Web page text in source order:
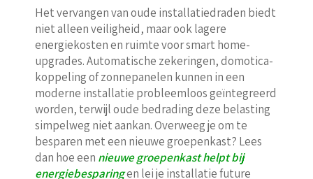
Het vervangen van oude installatiedraden biedt
niet alleen veiligheid, maar ook lagere
energiekosten en ruimte voor smart home-
upgrades. Automatische zekeringen, domotica-
koppeling of zonnepanelen kunnen in een
moderne installatie probleemloos geïntegreerd
worden, terwijl oude bedrading deze belasting
simpelweg niet aankan. Overweeg je om te
besparen met een nieuwe groepenkast? Lees
dan hoe een nieuwe groepenkast helpt bij
energiebesparingen lei je installatie future